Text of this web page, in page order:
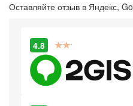
Оставляйте отзыв в Яндекс,
4.8